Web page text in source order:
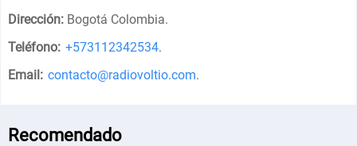
Dirección: Bogotá Colombia.
Teléfono: +573112342534.
Email: contacto@radiovoltio.com.
Recomendado